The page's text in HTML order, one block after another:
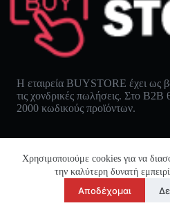
Χρησιμοποιούμε cookies για να
την καλύτερη δυνατή
Αποδέχομαι
Η εταιρεία BUYSTORE έχει ως
τις χονδρικές πωλήσεις. Στο B2B
2000 κωδικούς προϊόντων.